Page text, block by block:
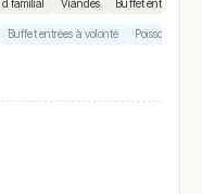
familial Viandes Buffet entrées
Buffet entrées à volonté Poisson du